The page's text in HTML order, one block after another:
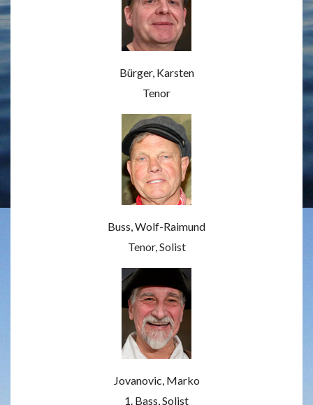
Bürger, Karsten
Tenor
Buss, Wolf-Raimund
Tenor, Solist
Jovanovic, Marko
1. Bass, Solist